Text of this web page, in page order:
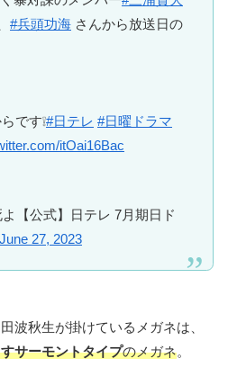
#兵頭功海 さんから放送日の
です❕#日テレ #日曜ドラマ
itOai16Bac
【公式】日テレ 7月期日ド
June 27, 2023
波秋生が掛けているメガネは、
サーモントタイプのメガネ。